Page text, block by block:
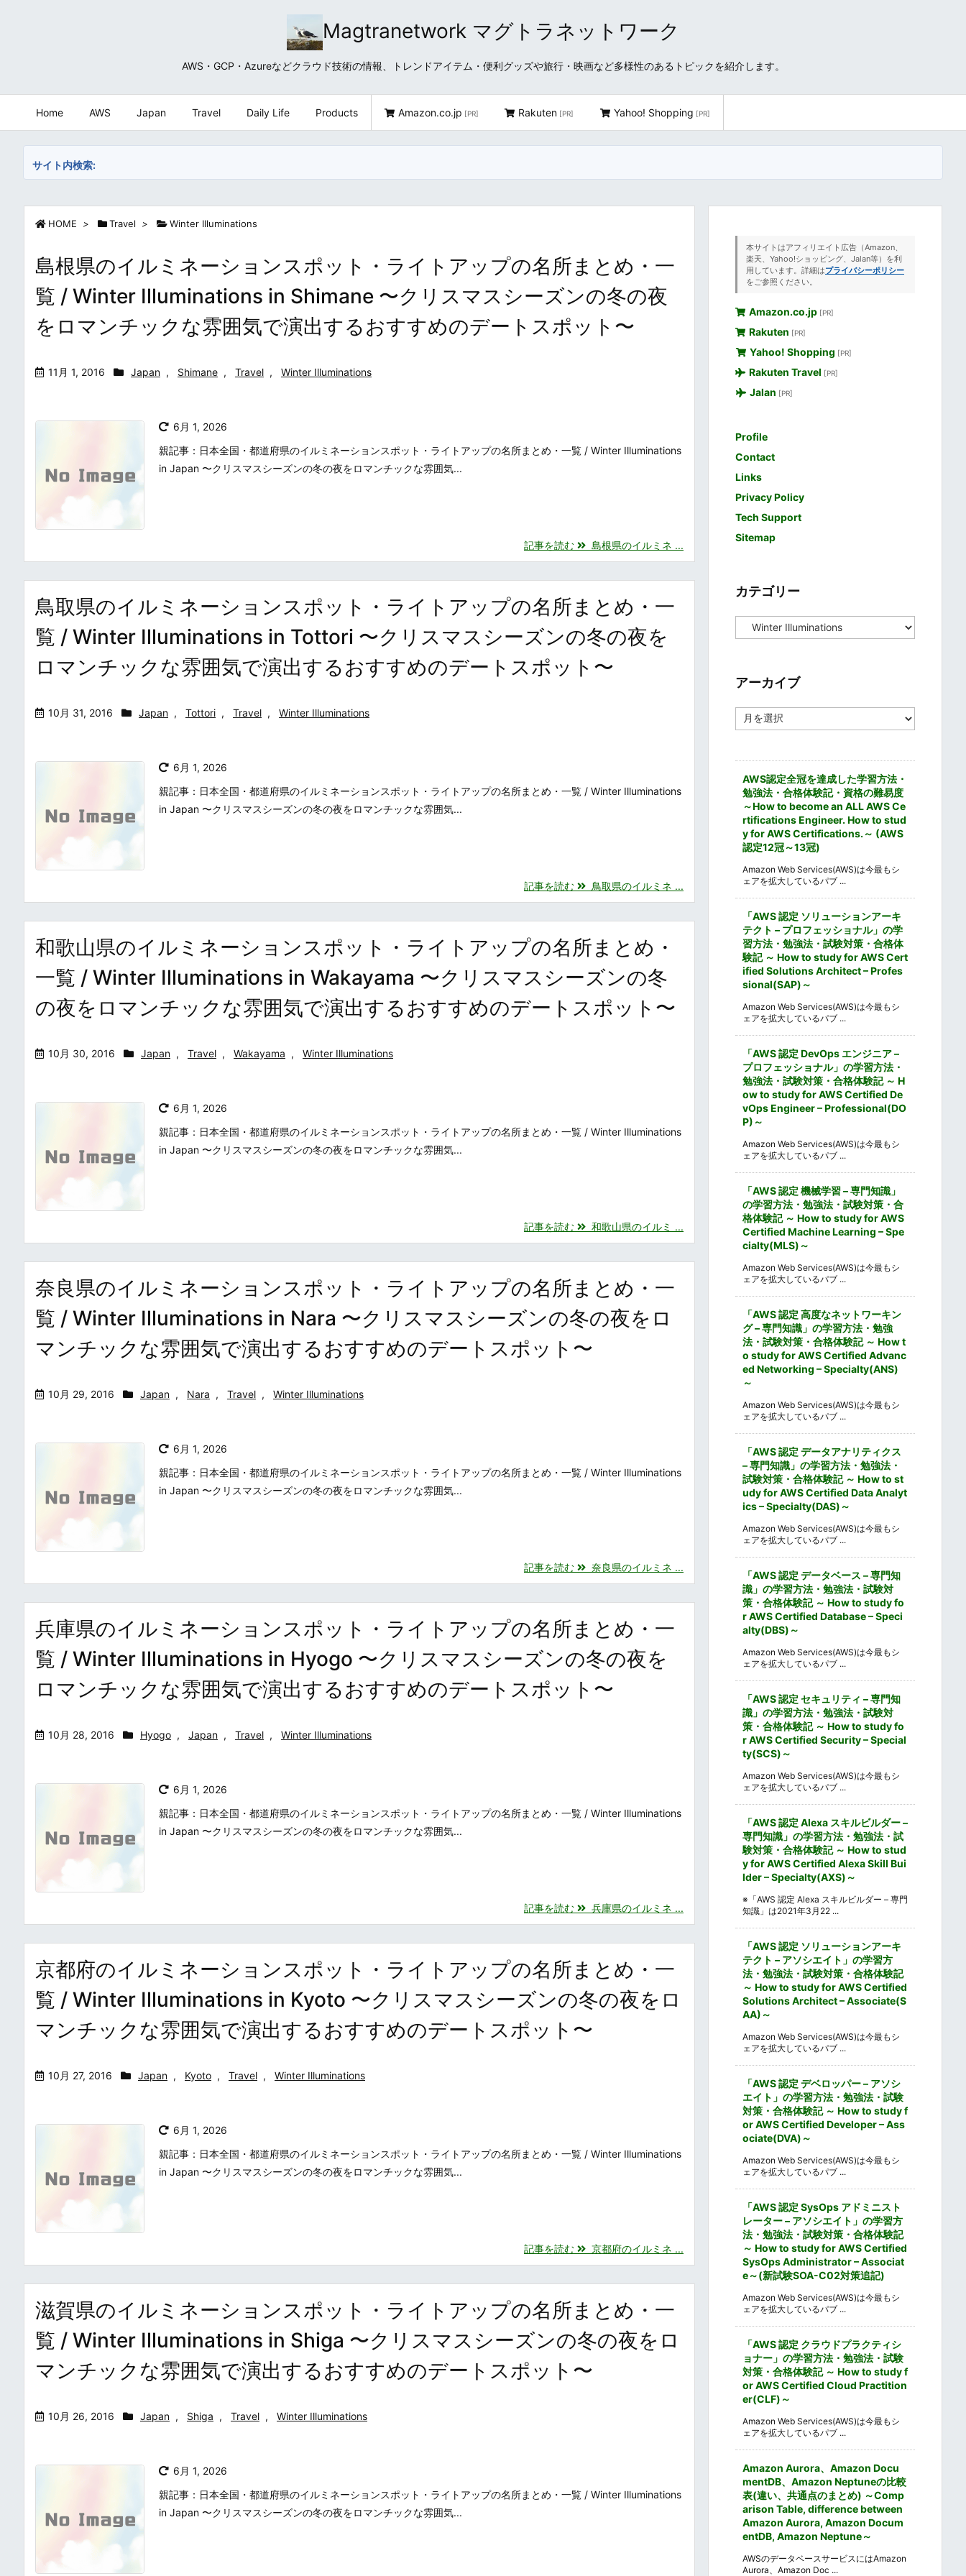
Magtranetwork マグトラネットワーク
AWS・GCP・Azureなどクラウド技術の情報、トレンドアイテム・便利グッズや旅行・映画など多様性のあるトピックを紹介します。
Home AWS Japan Travel Daily Life Products Amazon.co.jp [PR] Rakuten [PR] Yahoo! Shopping [PR]
サイト内検索:
HOME > Travel > Winter Illuminations
島根県のイルミネーションスポット・ライトアップの名所まとめ・一
覧 / Winter Illuminations in Shimane 〜クリスマスシーズンの冬の夜
をロマンチックな雰囲気で演出するおすすめのデートスポット〜
11月 1, 2016 Japan , Shimane , Travel , Winter Illuminations
6月 1, 2026
親記事：日本全国・都道府県のイルミネーションスポット・ライトアップの名所まとめ・一覧 / Winter Illuminations
in Japan 〜クリスマスシーズンの冬の夜をロマンチックな雰囲気...
記事を読む 島根県のイルミネ ...
鳥取県のイルミネーションスポット・ライトアップの名所まとめ・一
覧 / Winter Illuminations in Tottori 〜クリスマスシーズンの冬の夜を
ロマンチックな雰囲気で演出するおすすめのデートスポット〜
10月 31, 2016 Japan , Tottori , Travel , Winter Illuminations
6月 1, 2026
親記事：日本全国・都道府県のイルミネーションスポット・ライトアップの名所まとめ・一覧 / Winter Illuminations
in Japan 〜クリスマスシーズンの冬の夜をロマンチックな雰囲気...
記事を読む 鳥取県のイルミネ ...
和歌山県のイルミネーションスポット・ライトアップの名所まとめ・
一覧 / Winter Illuminations in Wakayama 〜クリスマスシーズンの冬
の夜をロマンチックな雰囲気で演出するおすすめのデートスポット〜
10月 30, 2016 Japan , Travel , Wakayama , Winter Illuminations
6月 1, 2026
親記事：日本全国・都道府県のイルミネーションスポット・ライトアップの名所まとめ・一覧 / Winter Illuminations
in Japan 〜クリスマスシーズンの冬の夜をロマンチックな雰囲気...
記事を読む 和歌山県のイルミ ...
奈良県のイルミネーションスポット・ライトアップの名所まとめ・一
覧 / Winter Illuminations in Nara 〜クリスマスシーズンの冬の夜をロ
マンチックな雰囲気で演出するおすすめのデートスポット〜
10月 29, 2016 Japan , Nara , Travel , Winter Illuminations
6月 1, 2026
親記事：日本全国・都道府県のイルミネーションスポット・ライトアップの名所まとめ・一覧 / Winter Illuminations
in Japan 〜クリスマスシーズンの冬の夜をロマンチックな雰囲気...
記事を読む 奈良県のイルミネ ...
兵庫県のイルミネーションスポット・ライトアップの名所まとめ・一
覧 / Winter Illuminations in Hyogo 〜クリスマスシーズンの冬の夜を
ロマンチックな雰囲気で演出するおすすめのデートスポット〜
10月 28, 2016 Hyogo , Japan , Travel , Winter Illuminations
6月 1, 2026
親記事：日本全国・都道府県のイルミネーションスポット・ライトアップの名所まとめ・一覧 / Winter Illuminations
in Japan 〜クリスマスシーズンの冬の夜をロマンチックな雰囲気...
記事を読む 兵庫県のイルミネ ...
京都府のイルミネーションスポット・ライトアップの名所まとめ・一
覧 / Winter Illuminations in Kyoto 〜クリスマスシーズンの冬の夜をロ
マンチックな雰囲気で演出するおすすめのデートスポット〜
10月 27, 2016 Japan , Kyoto , Travel , Winter Illuminations
6月 1, 2026
親記事：日本全国・都道府県のイルミネーションスポット・ライトアップの名所まとめ・一覧 / Winter Illuminations
in Japan 〜クリスマスシーズンの冬の夜をロマンチックな雰囲気...
記事を読む 京都府のイルミネ ...
滋賀県のイルミネーションスポット・ライトアップの名所まとめ・一
覧 / Winter Illuminations in Shiga 〜クリスマスシーズンの冬の夜をロ
マンチックな雰囲気で演出するおすすめのデートスポット〜
10月 26, 2016 Japan , Shiga , Travel , Winter Illuminations
6月 1, 2026
親記事：日本全国・都道府県のイルミネーションスポット・ライトアップの名所まとめ・一覧 / Winter Illuminations
in Japan 〜クリスマスシーズンの冬の夜をロマンチックな雰囲気...
本サイトはアフィリエイト広告（Amazon、
楽天、Yahoo!ショッピング、Jalan等）を利
用しています。詳細はプライバシーポリシー
をご参照ください。
Amazon.co.jp [PR]
Rakuten [PR]
Yahoo! Shopping [PR]
Rakuten Travel [PR]
Jalan [PR]
Profile
Contact
Links
Privacy Policy
Tech Support
Sitemap
カテゴリー
テ
ー
アーカイブ
ー
AWS認定全冠を達成した学習方法・
勉強法・合格体験記・資格の難易度
～How to become an ALL AWS Ce
rtifications Engineer. How to stud
y for AWS Certifications.～ (AWS
認定12冠～13冠)
Amazon Web Services(AWS)は今最もシ
ェアを拡大しているパブ ...
「AWS 認定 ソリューションアーキ
テクト – プロフェッショナル」の学
習方法・勉強法・試験対策・合格体
験記 ～ How to study for AWS Cert
ified Solutions Architect – Profes
sional(SAP)～
Amazon Web Services(AWS)は今最もシ
ェアを拡大しているパブ ...
「AWS 認定 DevOps エンジニア –
プロフェッショナル」の学習方法・
勉強法・試験対策・合格体験記 ～ H
ow to study for AWS Certified De
vOps Engineer – Professional(DO
P)～
Amazon Web Services(AWS)は今最もシ
ェアを拡大しているパブ ...
「AWS 認定 機械学習 – 専門知識」
の学習方法・勉強法・試験対策・合
格体験記 ～ How to study for AWS
Certified Machine Learning – Spe
cialty(MLS)～
Amazon Web Services(AWS)は今最もシ
ェアを拡大しているパブ ...
「AWS 認定 高度なネットワーキン
グ – 専門知識」の学習方法・勉強
法・試験対策・合格体験記 ～ How t
o study for AWS Certified Advanc
ed Networking – Specialty(ANS)
～
Amazon Web Services(AWS)は今最もシ
ェアを拡大しているパブ ...
「AWS 認定 データアナリティクス
– 専門知識」の学習方法・勉強法・
試験対策・合格体験記 ～ How to st
udy for AWS Certified Data Analyt
ics – Specialty(DAS)～
Amazon Web Services(AWS)は今最もシ
ェアを拡大しているパブ ...
「AWS 認定 データベース – 専門知
識」の学習方法・勉強法・試験対
策・合格体験記 ～ How to study fo
r AWS Certified Database – Speci
alty(DBS)～
Amazon Web Services(AWS)は今最もシ
ェアを拡大しているパブ ...
「AWS 認定 セキュリティ – 専門知
識」の学習方法・勉強法・試験対
策・合格体験記 ～ How to study fo
r AWS Certified Security – Special
ty(SCS)～
Amazon Web Services(AWS)は今最もシ
ェアを拡大しているパブ ...
「AWS 認定 Alexa スキルビルダー –
専門知識」の学習方法・勉強法・試
験対策・合格体験記 ～ How to stud
y for AWS Certified Alexa Skill Bui
lder – Specialty(AXS)～
※「AWS 認定 Alexa スキルビルダー – 専門
知識」は2021年3月22 ...
「AWS 認定 ソリューションアーキ
テクト – アソシエイト」の学習方
法・勉強法・試験対策・合格体験記
～ How to study for AWS Certified
Solutions Architect – Associate(S
AA)～
Amazon Web Services(AWS)は今最もシ
ェアを拡大しているパブ ...
「AWS 認定 デベロッパー – アソシ
エイト」の学習方法・勉強法・試験
対策・合格体験記 ～ How to study f
or AWS Certified Developer – Ass
ociate(DVA)～
Amazon Web Services(AWS)は今最もシ
ェアを拡大しているパブ ...
「AWS 認定 SysOps アドミニスト
レーター – アソシエイト」の学習方
法・勉強法・試験対策・合格体験記
～ How to study for AWS Certified
SysOps Administrator – Associat
e～(新試験SOA-C02対策追記)
Amazon Web Services(AWS)は今最もシ
ェアを拡大しているパブ ...
「AWS 認定 クラウドプラクティシ
ョナー」の学習方法・勉強法・試験
対策・合格体験記 ～ How to study f
or AWS Certified Cloud Practition
er(CLF)～
Amazon Web Services(AWS)は今最もシ
ェアを拡大しているパブ ...
Amazon Aurora、Amazon Docu
mentDB、Amazon Neptuneの比較
表(違い、共通点のまとめ) ～Comp
arison Table, difference between
Amazon Aurora, Amazon Docum
entDB, Amazon Neptune～
AWSのデータベースサービスにはAmazon
Aurora、Amazon Doc ...